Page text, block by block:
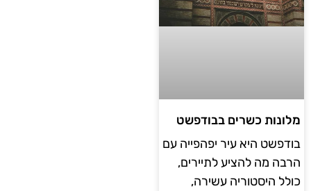
מלונות כשרים בבודפשט
בודפשט היא עיר יפהפייה עם
הרבה מה להציע לתיירים,
כולל היסטוריה עשירה,